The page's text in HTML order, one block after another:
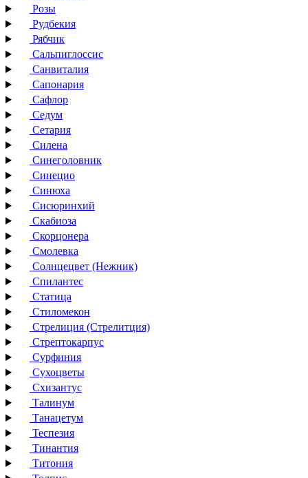
Розы
Рудбекия
Рябчик
Сальпиглоссис
Санвиталия
Сапонария
Сафлор
Седум
Сетария
Силена
Синеголовник
Синецио
Синюха
Сисюринхий
Скабиоза
Скорцонера
Смолевка
Солнцецвет (Нежник)
Спилантес
Статица
Стиломекон
Стрелиция (Стрелитция)
Стрептокарпус
Сурфиния
Сухоцветы
Схизантус
Талинум
Танацетум
Теспезия
Тинантия
Титония